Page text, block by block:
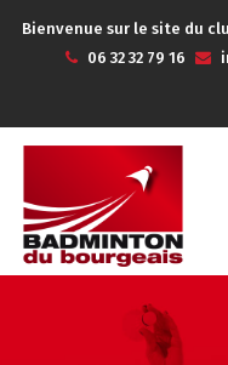
Bienvenue sur le site du
06 32 32 79 16